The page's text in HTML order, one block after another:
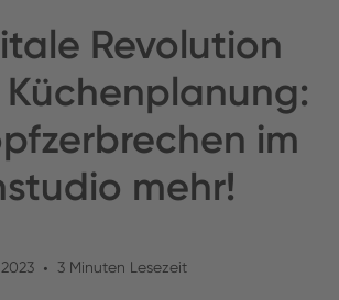
Revolution
Küchenplanung:
im
mehr!
• 3 Minuten Lesezeit